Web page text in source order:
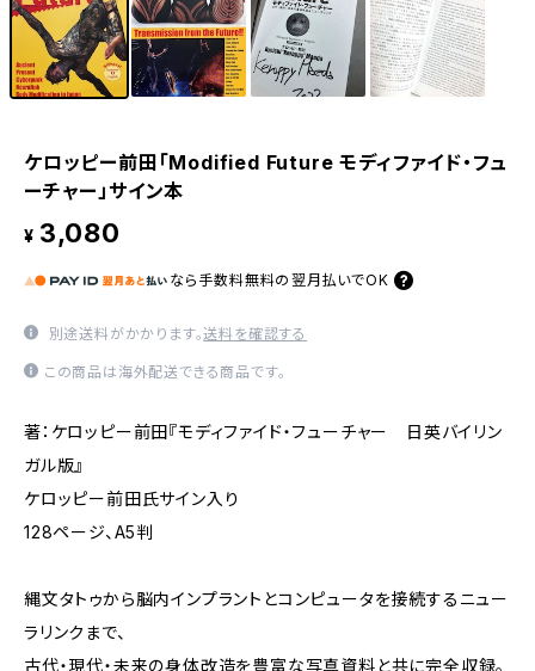
ケロッピー前田「Modified Future モディファイド・フュ
ーチャー」サイン本
¥ 3,080
なら 手数料無料の 翌月払いでOK
別途送料がかかります。送料を確認する
この商品は海外配送できる商品です。
著：ケロッピー前田『モディファイド・フューチャー 日英バイリン
ガル版』
ケロッピー前田氏サイン入り
128ページ、A5判
縄文タトゥから脳内インプラントとコンピュータを接続するニュー
ラリンクまで、
古代・現代・未来の身体改造を豊富な写真資料と共に完全収録。